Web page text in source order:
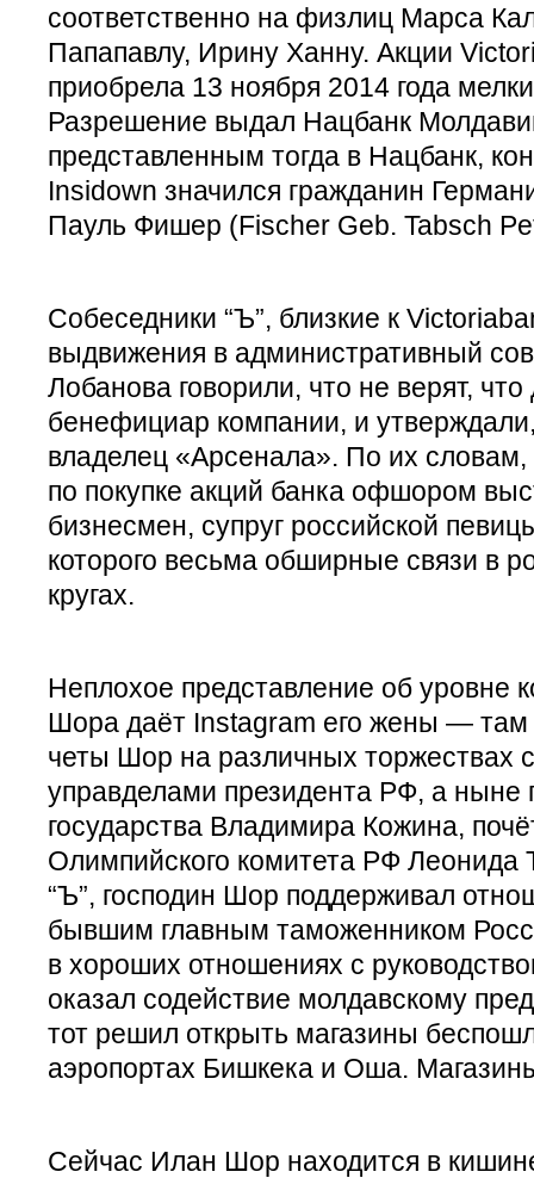
соответственно на физлиц Марса
Папапавлу, Ирину Ханну. Акции
приобрела 13 ноября 2014 года
Разрешение выдал Нацбанк
представленным тогда в Нацбанк,
Insidown значился гражданин
Пауль Фишер (Fischer Geb. Tabsch
Собеседники “Ъ”, близкие к
выдвижения в административный
Лобанова говорили, что не верят,
бенефициар компании, и
владелец «Арсенала». По их словам,
по покупке акций банка офшором
бизнесмен, супруг российской
которого весьма обширные связи в
кругах.
Неплохое представление об уровне
Шора даёт Instagram его жены —
четы Шор на различных торжествах
управделами президента РФ, а ныне
государства Владимира Кожина,
Олимпийского комитета РФ Леонида
“Ъ”, господин Шор поддерживал
бывшим главным таможенником
в хороших отношениях с
оказал содействие молдавскому
тот решил открыть магазины
аэропортах Бишкека и Оша.
Сейчас Илан Шор находится в